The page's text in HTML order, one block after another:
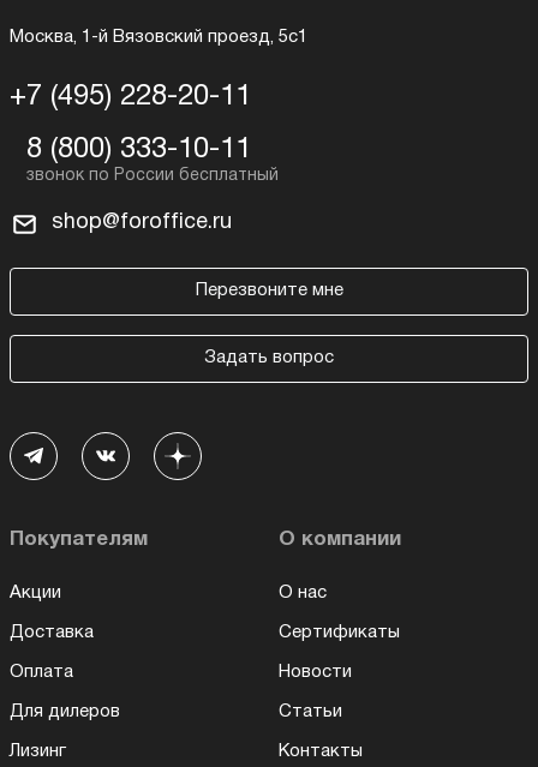
Москва, 1-й Вязовский проезд, 5с1
+7 (495) 228-20-11
8 (800) 333-10-11
shop@foroffice.ru
Перезвоните мне
Задать вопрос
Покупателям
Акции
Доставка
Оплата
Для дилеров
Лизинг
О компании
О нас
Сертификаты
Новости
Статьи
Контакты